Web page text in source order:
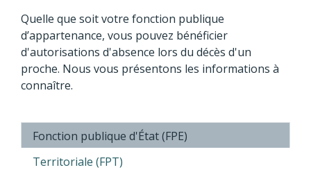
Quelle que soit votre fonction publique
d’appartenance, vous pouvez bénéficier
d'autorisations d'absence lors du décès d'un
proche. Nous vous présentons les informations à
connaître.
Fonction publique d'État (FPE)
Territoriale (FPT)